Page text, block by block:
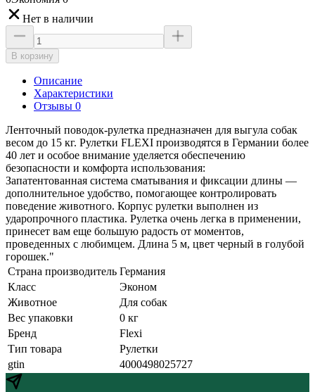
Нет в наличии
В корзину
Описание
Характеристики
Отзывы 0
Ленточный поводок-рулетка предназначен для выгула собак
весом до 15 кг. Рулетки FLEXI производятся в Германии более
40 лет и особое внимание уделяется обеспечению
безопасности и комфорта использования:
Запатентованная система сматывания и фиксации длины —
дополнительное удобство, помогающее контролировать
поведение животного. Корпус рулетки выполнен из
ударопрочного пластика. Рулетка очень легка в применении,
принесет вам еще большую радость от моментов,
проведенных с любимцем. Длина 5 м, цвет черный в голубой
горошек."
Страна производитель Германия
Класс
Эконом
Животное
Для собак
Вес упаковки
0 кг
Бренд
Flexi
Тип товара
Рулетки
gtin
4000498025727